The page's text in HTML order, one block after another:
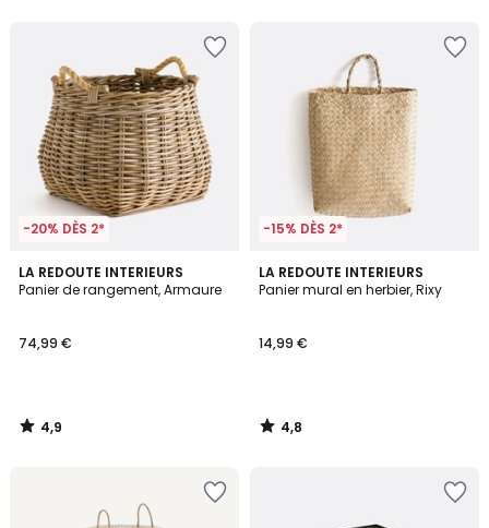
-20% DÈS 2*
LA REDOUTE INTERIEURS
Panier de rangement, Armaure
74,99 €
4,9
/ 5
4,9
/
-15% DÈS 2*
LA REDOUTE INTERIEURS
Panier mural en herbier, Rixy
14,99 €
4,8
/ 5
4,8
/